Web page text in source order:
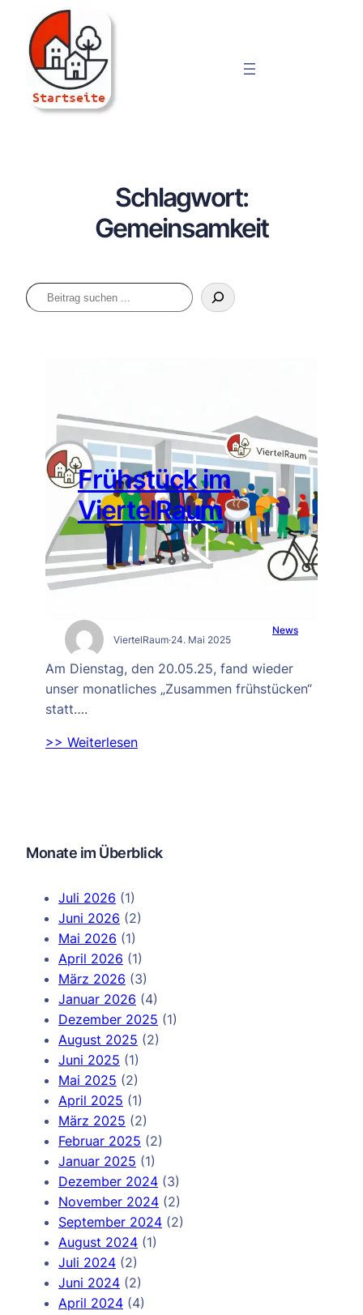
Schlagwort:
Gemeinsamkeit
Suchen
Frühstück im
ViertelRaum
ViertelRaum·24. Mai 2025
News
Am Dienstag, den 20.05.25, fand wieder
unser monatliches „Zusammen frühstücken“
statt….
>> Weiterlesen
Monate im Überblick
Juli 2026 (1)
Juni 2026 (2)
Mai 2026 (1)
April 2026 (1)
März 2026 (3)
Januar 2026 (4)
Dezember 2025 (1)
August 2025 (2)
Juni 2025 (1)
Mai 2025 (2)
April 2025 (1)
März 2025 (2)
Februar 2025 (2)
Januar 2025 (1)
Dezember 2024 (3)
November 2024 (2)
September 2024 (2)
August 2024 (1)
Juli 2024 (2)
Juni 2024 (2)
April 2024 (4)